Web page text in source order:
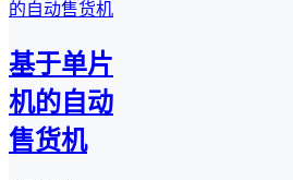
基于单片
机的自动
售货机